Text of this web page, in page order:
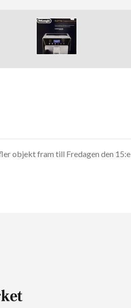
objekt fram till Fredagen den 15:e